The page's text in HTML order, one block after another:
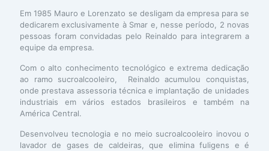
Em 1985 Mauro e Lorenzato se desligam da empresa para se
dedicarem exclusivamente à Smar e, nesse período, 2 novas
pessoas foram convidadas pelo Reinaldo para integrarem a
equipe da empresa.
Com o alto conhecimento tecnológico e extrema dedicação
ao ramo sucroalcooleiro, Reinaldo acumulou conquistas,
onde prestava assessoria técnica e implantação de unidades
industriais em vários estados brasileiros e também na
América Central.
Desenvolveu tecnologia e no meio sucroalcooleiro inovou o
lavador de gases de caldeiras, que elimina fuligens e é